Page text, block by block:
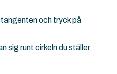
och tryck på
sig runt cirkeln du ställer